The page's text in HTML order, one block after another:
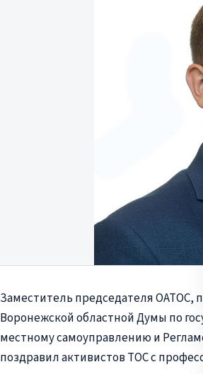
Заместитель председателя ОАТОС,
Воронежской областной Думы по
местному самоуправлению и
поздравил активистов ТОС с